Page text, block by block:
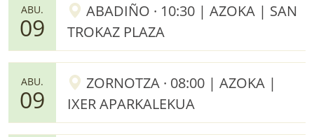
ABU.
09
ABADIÑO · 10:30 | AZOKA | SAN
TROKAZ PLAZA
ABU.
09
ZORNOTZA · 08:00 | AZOKA |
IXER APARKALEKUA